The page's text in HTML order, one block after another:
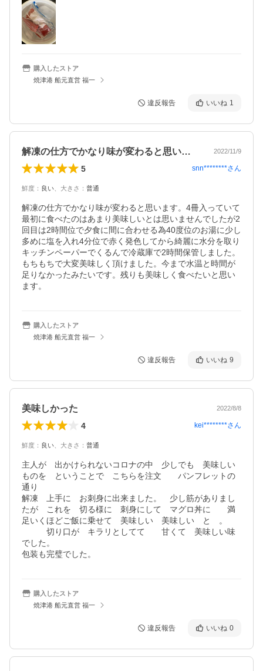
購入したストア
焼津港 船元直営 福一
違反報告 いいね 1
解凍の仕方でかなり味が変わると思います… 2022/11/9
5 snn********さん
鮮度 ： 良い 大きさ ： 普通
解凍の仕方でかなり味が変わると思います。4冊入っていて
最初に食べたのはあまり美味しいとは思いませんでしたが2
回目は2時間位で夕食に間に合わせる為40度位のお湯に少し
多めに塩を入れ4分位で赤く発色してから綺麗に水分を取り
キッチンペーパーでくるんで冷蔵庫で2時間保管しました。
もちもちで大変美味しく頂けました。今まで水温と時間が
足りなかったみたいです。残りも美味しく食べたいと思い
ます。
購入したストア
焼津港 船元直営 福一
違反報告 いいね 9
美味しかった 2022/8/8
4 kei********さん
鮮度 ： 良い 大きさ ： 普通
主人が　出かけられないコロナの中　少しでも　美味しい
ものを　ということで　こちらを注文　　パンフレットの
通り
解凍　上手に　お刺身に出来ました。　少し筋がありまし
たが　これを　切る様に　刺身にして　マグロ丼に　　満
足いくほどご飯に乗せて　美味しい　美味しい　と　。
切り口が　キラリとしてて　　甘くて　美味しい味
でした。
包装も完璧でした。
購入したストア
焼津港 船元直営 福一
違反報告 いいね 0